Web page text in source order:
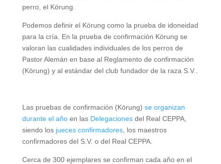
perro, el Körung.
Podemos definir el Körung como la prueba de idoneidad
para la cría. En la prueba de confirmación Körung se
valoran las cualidades individuales de los perros de
Pastor Alemán en base al Reglamento de confirmación
(Körung) y al estándar del club fundador de la raza S.V..
Las pruebas de confirmación (Körung) se organizan
durante el añoen las Delegacionesdel Real CEPPA,
siendo los jueces confirmadores, los maestros
confirmadores del S.V. o del Real CEPPA.
Cerca de 300 ejemplares se confirman cada año en el